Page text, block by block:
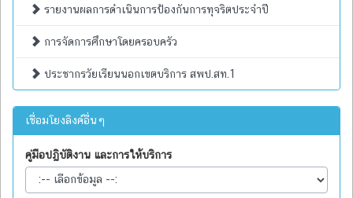
รายงานผลการดำเนินการป้องกันการทุจริตประจำปี
การจัดการศึกษาโดยครอบครัว
ประชากรวัยเรียนนอกเขตบริการ สพป.สท.1
เชื่อมโยงลิงค์อื่นๆ
คู่มือปฏิบัติงาน และการให้บริการ